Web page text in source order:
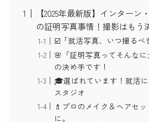
【2025年最新版】インター
の証明写真事情！撮影はもう
☑️「就活写真、いつ撮るべ
🌸「証明写真ってそんな
の決め手です！
🎓選ばれています！就活
スタジオ
💄プロのメイク＆ヘアセ
に。